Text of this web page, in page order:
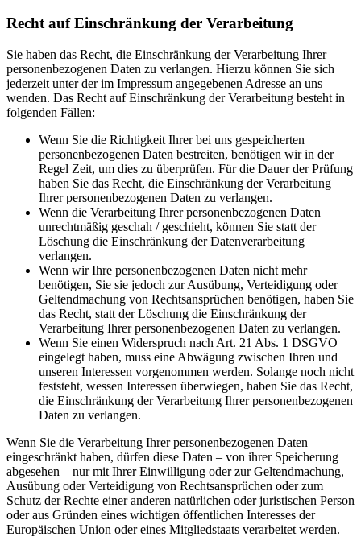
Recht auf Einschränkung der Verarbeitung
Sie haben das Recht, die Einschränkung der Verarbeitung Ihrer
personenbezogenen Daten zu verlangen. Hierzu können Sie sich
jederzeit unter der im Impressum angegebenen Adresse an uns
wenden. Das Recht auf Einschränkung der Verarbeitung besteht in
folgenden Fällen:
Wenn Sie die Richtigkeit Ihrer bei uns gespeicherten
personenbezogenen Daten bestreiten, benötigen wir in der
Regel Zeit, um dies zu überprüfen. Für die Dauer der Prüfung
haben Sie das Recht, die Einschränkung der Verarbeitung
Ihrer personenbezogenen Daten zu verlangen.
Wenn die Verarbeitung Ihrer personenbezogenen Daten
unrechtmäßig geschah / geschieht, können Sie statt der
Löschung die Einschränkung der Datenverarbeitung
verlangen.
Wenn wir Ihre personenbezogenen Daten nicht mehr
benötigen, Sie sie jedoch zur Ausübung, Verteidigung oder
Geltendmachung von Rechtsansprüchen benötigen, haben Sie
das Recht, statt der Löschung die Einschränkung der
Verarbeitung Ihrer personenbezogenen Daten zu verlangen.
Wenn Sie einen Widerspruch nach Art. 21 Abs. 1 DSGVO
eingelegt haben, muss eine Abwägung zwischen Ihren und
unseren Interessen vorgenommen werden. Solange noch nicht
feststeht, wessen Interessen überwiegen, haben Sie das Recht,
die Einschränkung der Verarbeitung Ihrer personenbezogenen
Daten zu verlangen.
Wenn Sie die Verarbeitung Ihrer personenbezogenen Daten
eingeschränkt haben, dürfen diese Daten – von ihrer Speicherung
abgesehen – nur mit Ihrer Einwilligung oder zur Geltendmachung,
Ausübung oder Verteidigung von Rechtsansprüchen oder zum
Schutz der Rechte einer anderen natürlichen oder juristischen Person
oder aus Gründen eines wichtigen öffentlichen Interesses der
Europäischen Union oder eines Mitgliedstaats verarbeitet werden.